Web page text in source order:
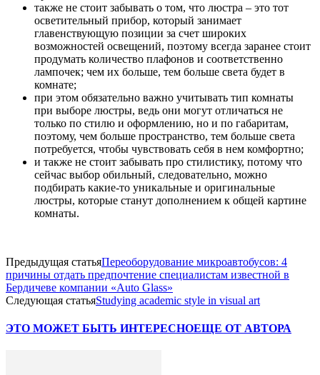
также не стоит забывать о том, что люстра – это тот
осветительный прибор, который занимает
главенствующую позиции за счет широких
возможностей освещений, поэтому всегда заранее стоит
продумать количество плафонов и соответственно
лампочек; чем их больше, тем больше света будет в
комнате;
при этом обязательно важно учитывать тип комнаты
при выборе люстры, ведь они могут отличаться не
только по стилю и оформлению, но и по габаритам,
поэтому, чем больше пространство, тем больше света
потребуется, чтобы чувствовать себя в нем комфортно;
и также не стоит забывать про стилистику, потому что
сейчас выбор обильный, следовательно, можно
подбирать какие-то уникальные и оригинальные
люстры, которые станут дополнением к общей картине
комнаты.
Предыдущая статьяПереоборудование микроавтобусов: 4
причины отдать предпочтение специалистам известной в
Бердичеве компании «Auto Glass»
Следующая статьяStudying academic style in visual art
ЭТО МОЖЕТ БЫТЬ ИНТЕРЕСНОЕЩЕ ОТ АВТОРА